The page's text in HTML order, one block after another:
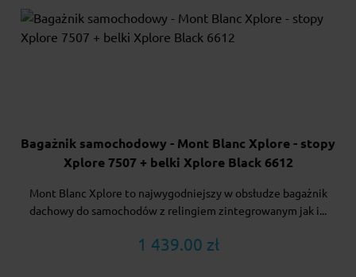
Bagażnik samochodowy - Mont Blanc Xplore - stopy
Xplore 7507 + belki Xplore Black 6612
Mont Blanc Xplore to najwygodniejszy w obsłudze bagażnik
dachowy do samochodów z relingiem zintegrowanym jak i...
1 439.00 zł